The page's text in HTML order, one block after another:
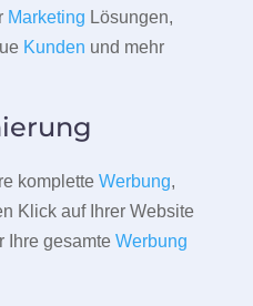
Marketing Lösungen,
Kunden und mehr
komplette Werbung,
Klick auf Ihrer Website
Ihre gesamte Werbung